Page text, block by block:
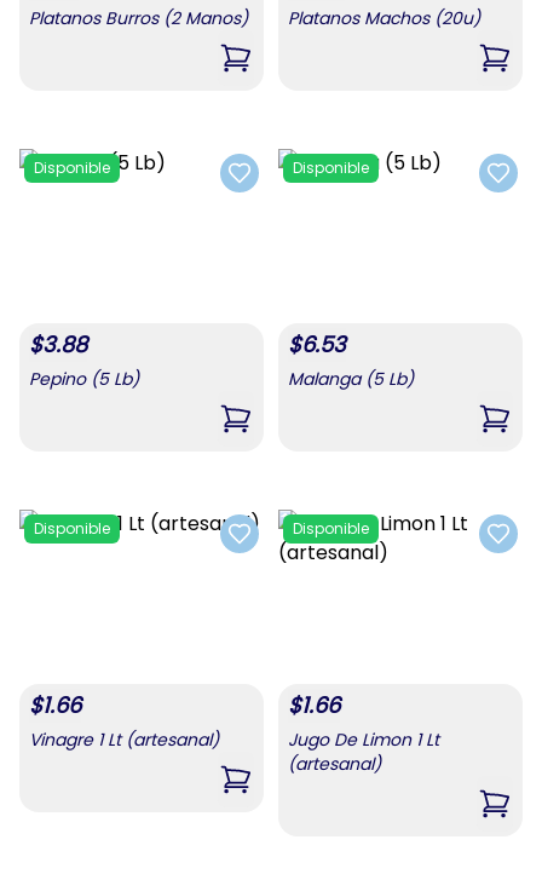
Platanos Burros (2 Manos)
,Platanos Burros (2 Manos)
Platanos Machos (20u)
,
Add to favorites
Disponible
$3.88
Pepino (5 Lb)
,Pepino (5 Lb)
Add
Disponible
$6.53
Malanga (5 Lb)
,
Add to favorites
Disponible
$1.66
Vinagre 1 Lt (artesanal)
,Vinagre 1 Lt (artesanal)
Add
Disponible
$1.66
Jugo De Limon 1 Lt
(artesanal)
,